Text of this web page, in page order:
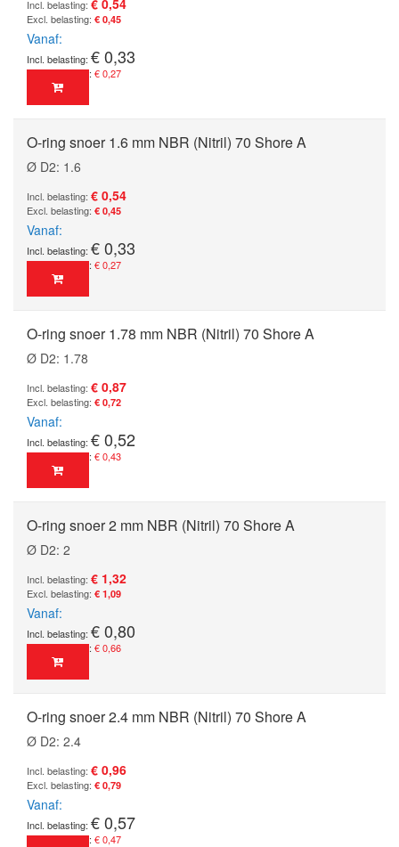
€ 0,45
Vanaf
€ 0,33
€ 0,27
O-ring snoer 1.6 mm NBR (Nitril) 70 Shore A
Ø D2: 1.6
€ 0,54
€ 0,45
Vanaf
€ 0,33
€ 0,27
O-ring snoer 1.78 mm NBR (Nitril) 70 Shore A
Ø D2: 1.78
€ 0,87
€ 0,72
Vanaf
€ 0,52
€ 0,43
O-ring snoer 2 mm NBR (Nitril) 70 Shore A
Ø D2: 2
€ 1,32
€ 1,09
Vanaf
€ 0,80
€ 0,66
O-ring snoer 2.4 mm NBR (Nitril) 70 Shore A
Ø D2: 2.4
€ 0,96
€ 0,79
Vanaf
€ 0,57
€ 0,47